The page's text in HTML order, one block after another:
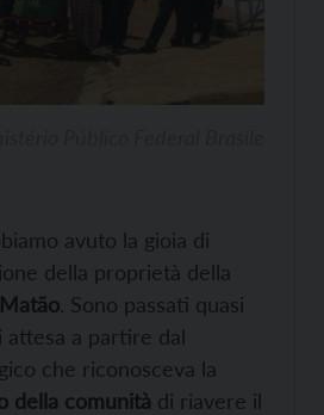
avuto la gioia di
della proprietà della
. Sono passati quasi
a partire dal
che riconosceva la
della comunità di riavere il